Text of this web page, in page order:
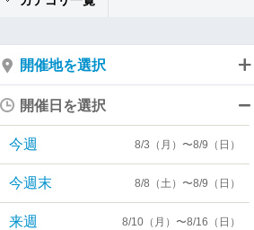
開催地を選択
開催日を選択
今週 8/3（月）〜8/9（日）
今週末 8/8（土）〜8/9（日）
来週 8/10（月）〜8/16（日）